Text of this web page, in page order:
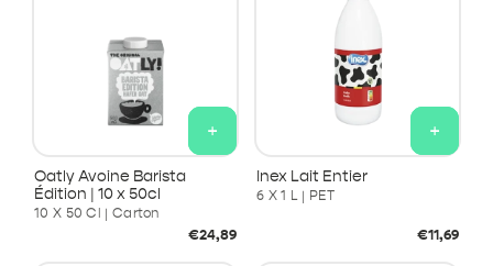
+
Oatly Avoine Barista
Édition | 10 x 50cl
10 X 50 Cl | Carton
Prix
€24,89
+
Inex Lait Entier
6 X 1 L | PET
Prix
€11,69